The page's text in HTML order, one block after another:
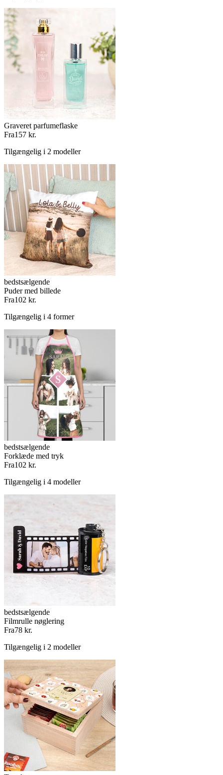
Graveret parfumeflaske
Fra157 kr.
Tilgængelig i 2 modeller
bedstsælgende
Puder med billede
Fra102 kr.
Tilgængelig i 4 former
bedstsælgende
Forklæde med tryk
Fra102 kr.
Tilgængelig i 4 modeller
bedstsælgende
Filmrulle nøglering
Fra78 kr.
Tilgængelig i 2 modeller